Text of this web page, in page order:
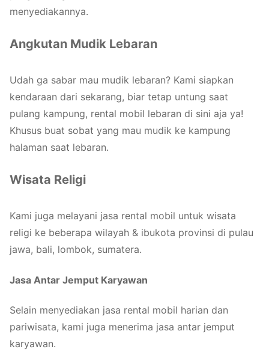
menyediakannya.
Angkutan Mudik Lebaran
Udah ga sabar mau mudik lebaran? Kami siapkan
kendaraan dari sekarang, biar tetap untung saat
pulang kampung, rental mobil lebaran di sini aja ya!
Khusus buat sobat yang mau mudik ke kampung
halaman saat lebaran.
Wisata Religi
Kami juga melayani jasa rental mobil untuk wisata
religi ke beberapa wilayah & ibukota provinsi di pulau
jawa, bali, lombok, sumatera.
Jasa Antar Jemput Karyawan
Selain menyediakan jasa rental mobil harian dan
pariwisata, kami juga menerima jasa antar jemput
karyawan.